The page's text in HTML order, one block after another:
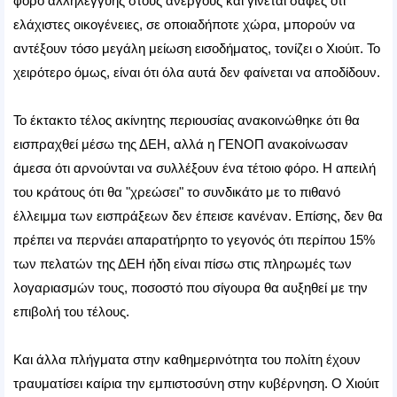
ελάχιστες οικογένειες, σε οποιαδήποτε χώρα, μπορούν να
αντέξουν τόσο μεγάλη μείωση εισοδήματος, τονίζει ο Χιούιτ. Το
χειρότερο όμως, είναι ότι όλα αυτά δεν φαίνεται να αποδίδουν.
Το έκτακτο τέλος ακίνητης περιουσίας ανακοινώθηκε ότι θα
εισπραχθεί μέσω της ΔΕΗ, αλλά η ΓΕΝΟΠ ανακοίνωσαν
άμεσα ότι αρνούνται να συλλέξουν ένα τέτοιο φόρο. Η απειλή
του κράτους ότι θα "χρεώσει" το συνδικάτο με το πιθανό
έλλειμμα των εισπράξεων δεν έπεισε κανέναν. Επίσης, δεν θα
πρέπει να περνάει απαρατήρητο το γεγονός ότι περίπου 15%
των πελατών της ΔΕΗ ήδη είναι πίσω στις πληρωμές των
λογαριασμών τους, ποσοστό που σίγουρα θα αυξηθεί με την
επιβολή του τέλους.
Και άλλα πλήγματα στην καθημερινότητα του πολίτη έχουν
τραυματίσει καίρια την εμπιστοσύνη στην κυβέρνηση. Ο Χιούιτ